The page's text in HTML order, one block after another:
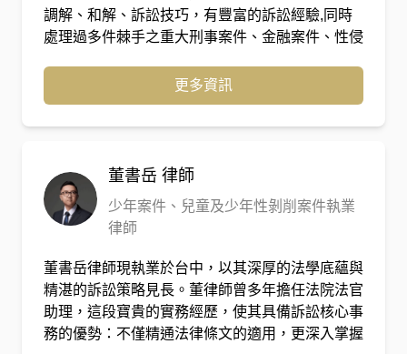
調解、和解、訴訟技巧，有豐富的訴訟經驗,同時
處理過多件棘手之重大刑事案件、金融案件、性侵
108年考取中華人民共和國國家統一法律職業資格
考試及格，有多年之辦案經驗。
更多資訊
董書岳 律師
少年案件、兒童及少年性剝削案件執業
律師
董書岳律師現執業於台中，以其深厚的法學底蘊與
精湛的訴訟策略見長。董律師曾多年擔任法院法官
助理，這段寶貴的實務經歷，使其具備訴訟核心事
務的優勢：不僅精通法律條文的適用，更深入掌握